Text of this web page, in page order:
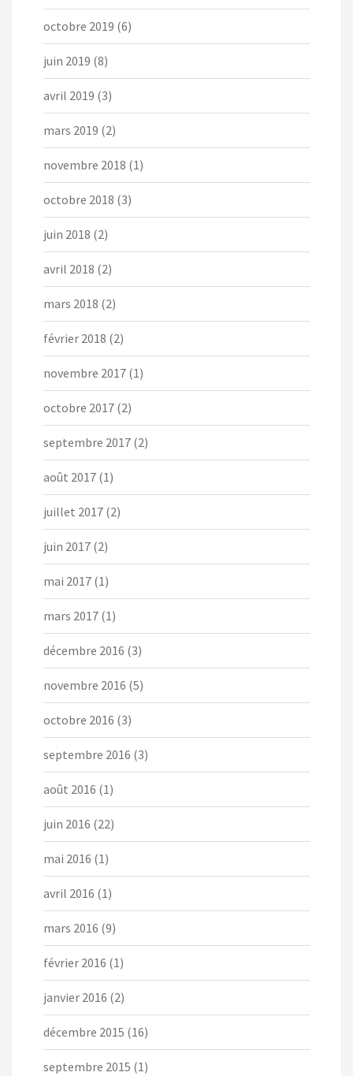
octobre 2019 (6)
juin 2019 (8)
avril 2019 (3)
mars 2019 (2)
novembre 2018 (1)
octobre 2018 (3)
juin 2018 (2)
avril 2018 (2)
mars 2018 (2)
février 2018 (2)
novembre 2017 (1)
octobre 2017 (2)
septembre 2017 (2)
août 2017 (1)
juillet 2017 (2)
juin 2017 (2)
mai 2017 (1)
mars 2017 (1)
décembre 2016 (3)
novembre 2016 (5)
octobre 2016 (3)
septembre 2016 (3)
août 2016 (1)
juin 2016 (22)
mai 2016 (1)
avril 2016 (1)
mars 2016 (9)
février 2016 (1)
janvier 2016 (2)
décembre 2015 (16)
septembre 2015 (1)